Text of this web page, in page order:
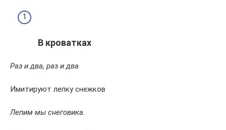
В кроватках
Раз и два, раз и два
Имитируют лепку снежков
Лепим мы снеговика.